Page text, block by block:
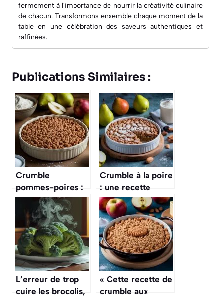
fermement à l'importance de nourrir la créativité culinaire
de chacun. Transformons ensemble chaque moment de la
table en une célébration des saveurs authentiques et
raffinées.
Publications Similaires :
Crumble
pommes-poires :
recette facile et
savoureuse
Crumble à la poire
: une recette
gourmande et
facile
L’erreur de trop
cuire les brocolis,
« Cette recette de
crumble aux